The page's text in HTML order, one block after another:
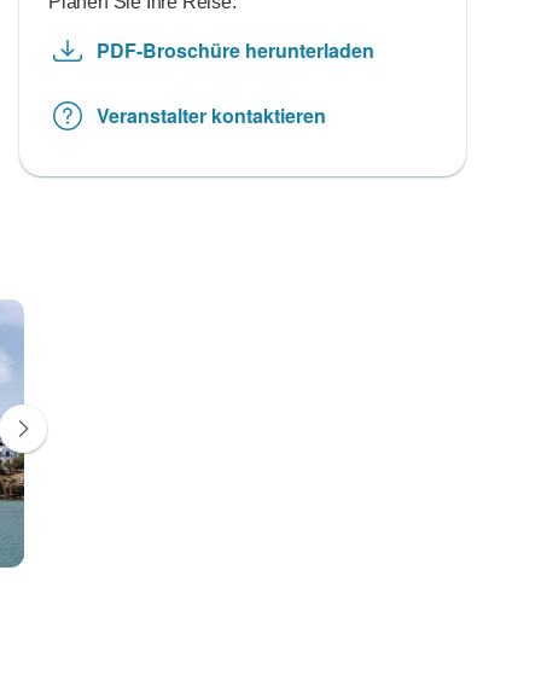
PDF-Broschüre herunterladen
Veranstalter kontaktieren